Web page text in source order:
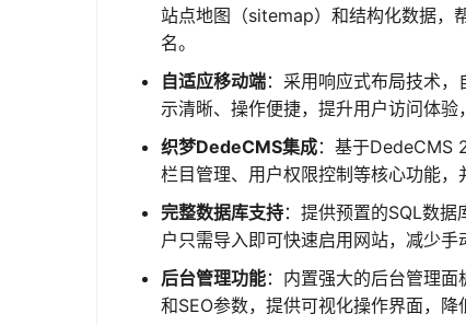
站点地图（sitemap）和结构化数据，
名。
自适应移动端：采用响应式布局技术
示清晰、操作便捷，提升用户访问体验
织梦DedeCMS集成：基于DedeCMS
栏目管理、用户权限控制等核心功能
完整数据库支持：提供预置的SQL数
户只需导入即可快速启用网站，减少
后台管理功能：内置强大的后台管理
和SEO参数，提供可视化操作界面，降